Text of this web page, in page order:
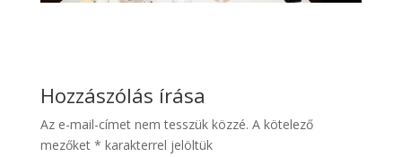
Hozzászólás írása
Az e-mail-címet nem tesszük közzé. A kötelező
mezőket * karakterrel jelöltük